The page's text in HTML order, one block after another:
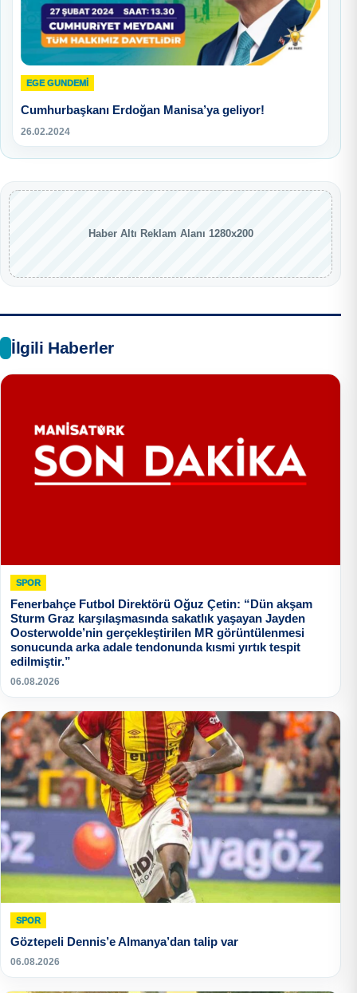
EGE GUNDEMİ
Cumhurbaşkanı Erdoğan Manisa’ya geliyor!
26.02.2024
Haber Altı Reklam Alanı 1280x200
İlgili Haberler
SPOR
Fenerbahçe Futbol Direktörü Oğuz Çetin: “Dün akşam
Sturm Graz karşılaşmasında sakatlık yaşayan Jayden
Oosterwolde’nin gerçekleştirilen MR görüntülenmesi
sonucunda arka adale tendonunda kısmi yırtık tespit
edilmiştir.”
06.08.2026
SPOR
Göztepeli Dennis’e Almanya’dan talip var
06.08.2026